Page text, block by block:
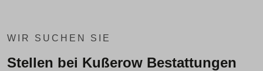
WIR SUCHEN SIE
Stellen bei Kußerow Bestattungen